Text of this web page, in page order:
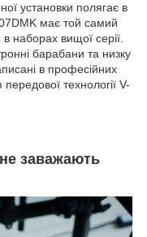
установки полягає в
має той самий
наборах вищої серії.
барабани та низку
в професійних
технології V-
заважають